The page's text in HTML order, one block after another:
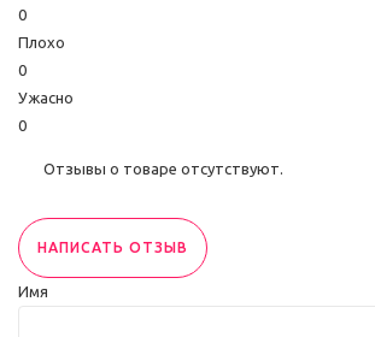
0
Плохо
0
Ужасно
0
Отзывы о товаре отсутствуют.
НАПИСАТЬ ОТЗЫВ
Имя